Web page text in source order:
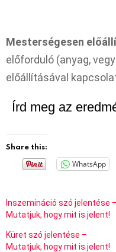
Mesterségesen
előforduló (anyag,
előállításával
Írd meg az
Share this:
WhatsApp
Inszemináció szó jelentése –
Mutatjuk, hogy mit is jelent!
Küret szó jelentése –
Mutatjuk, hogy mit is jelent!